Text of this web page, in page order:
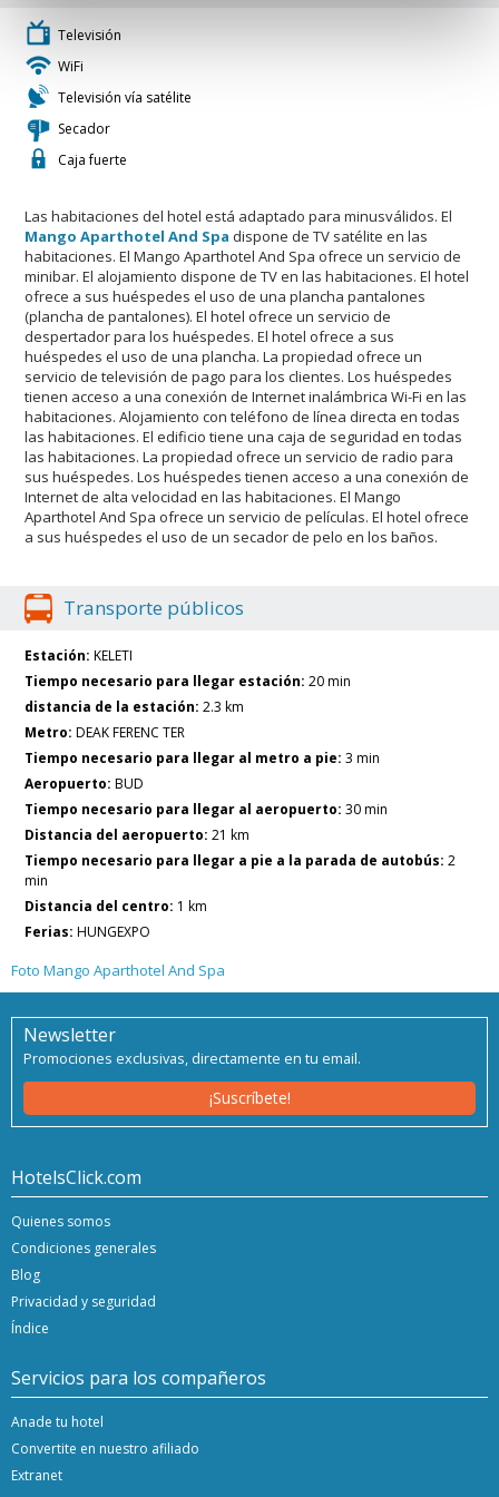
Televisión
WiFi
Televisión vía satélite
Secador
Caja fuerte
Las habitaciones del hotel está adaptado para minusválidos. El
Mango Aparthotel And Spa dispone de TV satélite en las
habitaciones. El Mango Aparthotel And Spa ofrece un servicio de
minibar. El alojamiento dispone de TV en las habitaciones. El hotel
ofrece a sus huéspedes el uso de una plancha pantalones
(plancha de pantalones). El hotel ofrece un servicio de
despertador para los huéspedes. El hotel ofrece a sus
huéspedes el uso de una plancha. La propiedad ofrece un
servicio de televisión de pago para los clientes. Los huéspedes
tienen acceso a una conexión de Internet inalámbrica Wi-Fi en las
habitaciones. Alojamiento con teléfono de línea directa en todas
las habitaciones. El edificio tiene una caja de seguridad en todas
las habitaciones. La propiedad ofrece un servicio de radio para
sus huéspedes. Los huéspedes tienen acceso a una conexión de
Internet de alta velocidad en las habitaciones. El Mango
Aparthotel And Spa ofrece un servicio de películas. El hotel ofrece
a sus huéspedes el uso de un secador de pelo en los baños.
Transporte públicos
Estación: KELETI
Tiempo necesario para llegar estación: 20 min
distancia de la estación: 2.3 km
Metro: DEAK FERENC TER
Tiempo necesario para llegar al metro a pie: 3 min
Aeropuerto: BUD
Tiempo necesario para llegar al aeropuerto: 30 min
Distancia del aeropuerto: 21 km
Tiempo necesario para llegar a pie a la parada de autobús: 2
min
Distancia del centro: 1 km
Ferias: HUNGEXPO
Foto Mango Aparthotel And Spa
Newsletter
Promociones exclusivas, directamente en tu email.
¡Suscríbete!
HotelsClick.com
Quienes somos
Condiciones generales
Blog
Privacidad y seguridad
Índice
Servicios para los compañeros
Anade tu hotel
Convertite en nuestro afiliado
Extranet